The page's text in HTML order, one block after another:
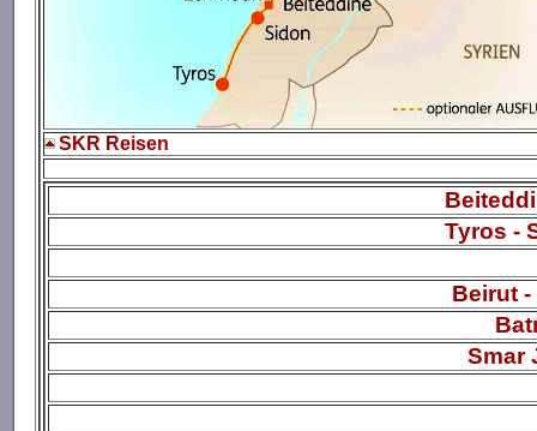
SKR Reisen
Tyros -
Beirut
Smar